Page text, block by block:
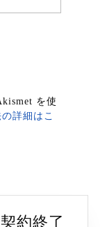
を使
詳細はこ
約終了